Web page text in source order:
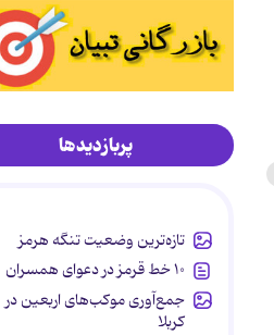
پربازدیدها
تازه‌ترین وضعیت تنگه هرمز
۱۰ خط قرمز در دعوای همسران
جمع‌آوری موکب‌های اربعین در
کربلا